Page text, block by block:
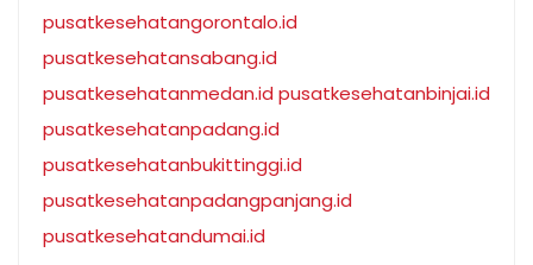
pusatkesehatangorontalo.id
pusatkesehatansabang.id
pusatkesehatanmedan.id pusatkesehatanbinjai.id
pusatkesehatanpadang.id
pusatkesehatanbukittinggi.id
pusatkesehatanpadangpanjang.id
pusatkesehatandumai.id